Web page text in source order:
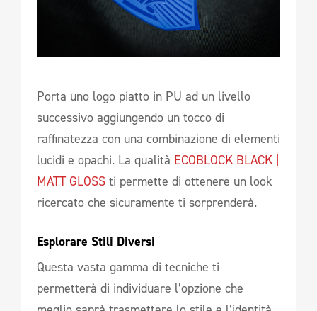
Porta uno logo piatto in PU ad un livello
successivo aggiungendo un tocco di
raffinatezza con una combinazione di elementi
lucidi e opachi. La qualità ECOBLOCK BLACK |
MATT GLOSS ti permette di ottenere un look
ricercato che sicuramente ti sorprenderà.
Esplorare Stili Diversi
Questa vasta gamma di tecniche ti
permetterà di individuare l’opzione che